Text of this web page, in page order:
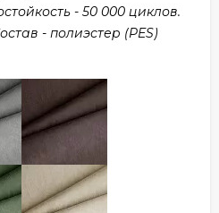
- 50 000 циклов.
- полиэстер (PES)